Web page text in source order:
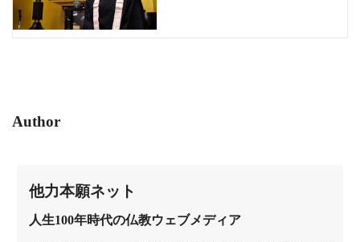
Author
他力本願ネット
人生100年時代の仏教ウェブメディア